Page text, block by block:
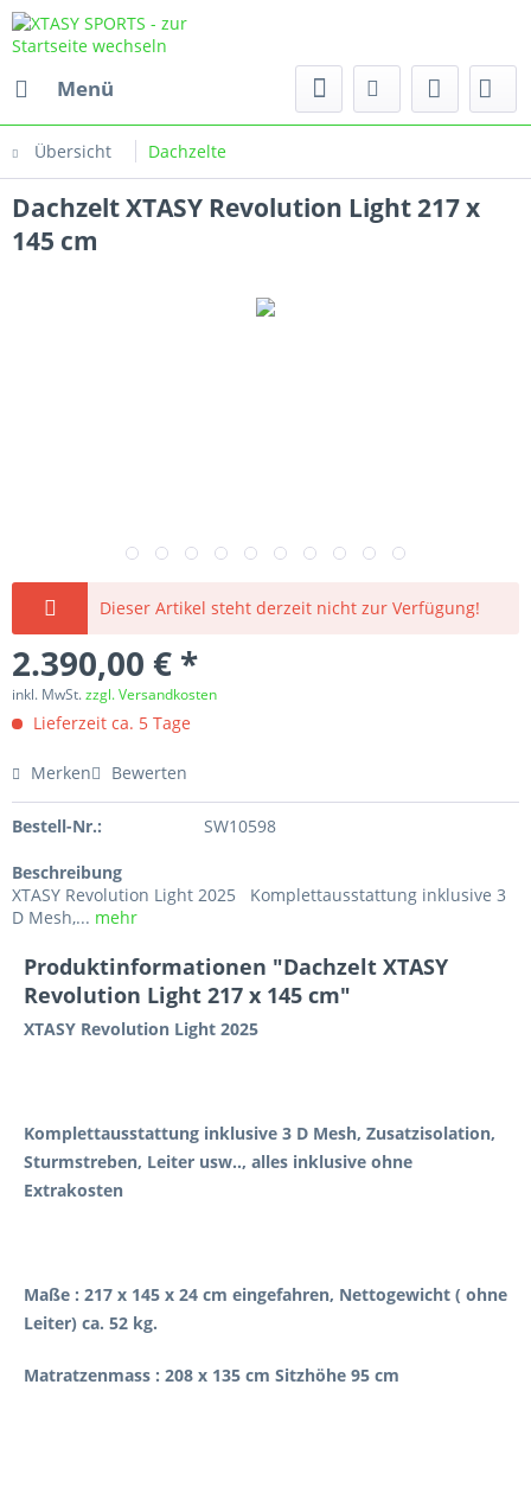
Menü
Übersicht Dachzelte
Dachzelt XTASY Revolution Light 217 x
145 cm
Dieser Artikel steht derzeit nicht zur Verfügung!
2.390,00 € *
inkl. MwSt.zzgl. Versandkosten
Lieferzeit ca. 5 Tage
Merken Bewerten
Bestell-Nr.: SW10598
Beschreibung
XTASY Revolution Light 2025 Komplettausstattung inklusive 3
D Mesh,... mehr
Produktinformationen "Dachzelt XTASY
Revolution Light 217 x 145 cm"
XTASY Revolution Light 2025
Komplettausstattung inklusive 3 D Mesh, Zusatzisolation,
Sturmstreben, Leiter usw.., alles inklusive ohne
Extrakosten
Maße : 217 x 145 x 24 cm eingefahren, Nettogewicht ( ohne
Leiter) ca. 52 kg.
Matratzenmass : 208 x 135 cm Sitzhöhe 95 cm